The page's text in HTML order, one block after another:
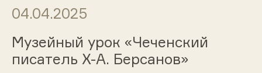
04.04.2025
Музейный урок «Чеченский
писатель Х-А. Берсанов»